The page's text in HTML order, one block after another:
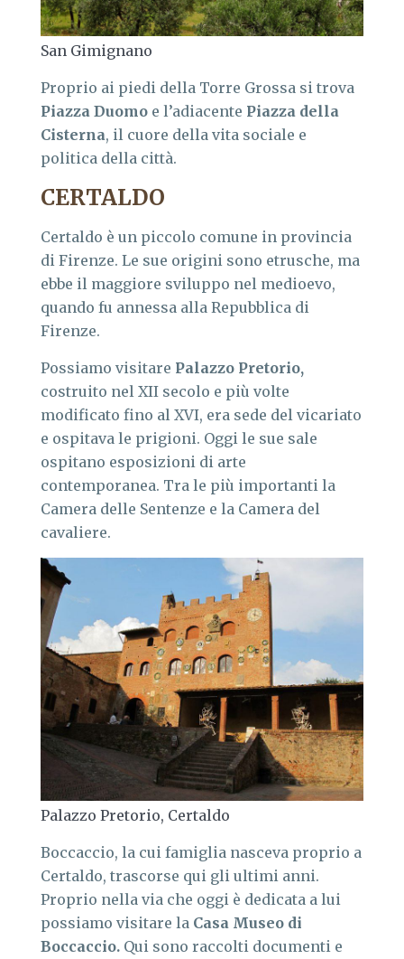
San Gimignano
Proprio ai piedi della Torre Grossa si trova
Piazza Duomo e l’adiacente Piazza della
Cisterna, il cuore della vita sociale e
politica della città.
CERTALDO
Certaldo è un piccolo comune in provincia
di Firenze. Le sue origini sono etrusche, ma
ebbe il maggiore sviluppo nel medioevo,
quando fu annessa alla Repubblica di
Firenze.
Possiamo visitare Palazzo Pretorio,
costruito nel XII secolo e più volte
modificato fino al XVI, era sede del vicariato
e ospitava le prigioni. Oggi le sue sale
ospitano esposizioni di arte
contemporanea. Tra le più importanti la
Camera delle Sentenze e la Camera del
cavaliere.
Palazzo Pretorio, Certaldo
Boccaccio, la cui famiglia nasceva proprio a
Certaldo, trascorse qui gli ultimi anni.
Proprio nella via che oggi è dedicata a lui
possiamo visitare la Casa Museo di
Boccaccio. Qui sono raccolti documenti e